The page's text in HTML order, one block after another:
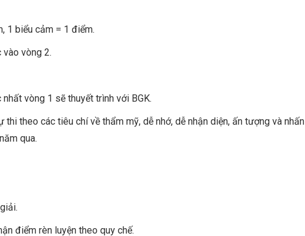
1 biểu cảm = 1 điểm.
vòng 2.
vòng 1 sẽ thuyết trình với BGK.
theo các tiêu chí về thẩm mỹ, dễ nhớ, dễ nhận diện, ấn tượng và nhấn
qua.
điểm rèn luyện theo quy chế.